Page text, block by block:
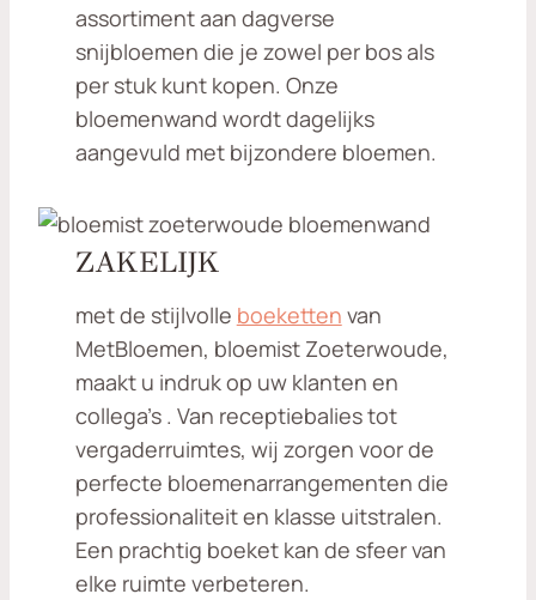
assortiment aan dagverse
snijbloemen die je zowel per bos als
per stuk kunt kopen. Onze
bloemenwand wordt dagelijks
aangevuld met bijzondere bloemen.
ZAKELIJK
met de stijlvolle boeketten van
MetBloemen, bloemist Zoeterwoude,
maakt u indruk op uw klanten en
collega’s . Van receptiebalies tot
vergaderruimtes, wij zorgen voor de
perfecte bloemenarrangementen die
professionaliteit en klasse uitstralen.
Een prachtig boeket kan de sfeer van
elke ruimte verbeteren.